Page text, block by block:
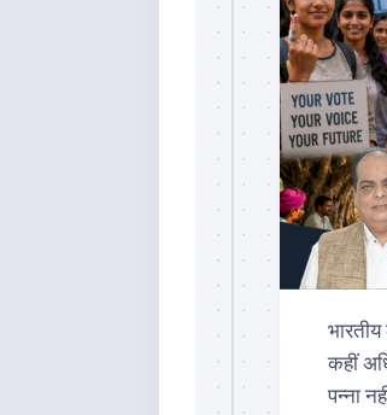
कहीं
पन्ना